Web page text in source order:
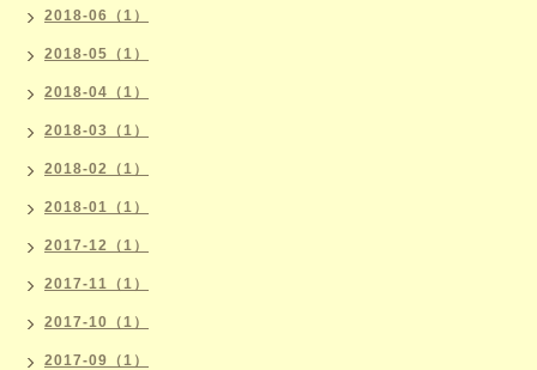
2018-06（1）
2018-05（1）
2018-04（1）
2018-03（1）
2018-02（1）
2018-01（1）
2017-12（1）
2017-11（1）
2017-10（1）
2017-09（1）